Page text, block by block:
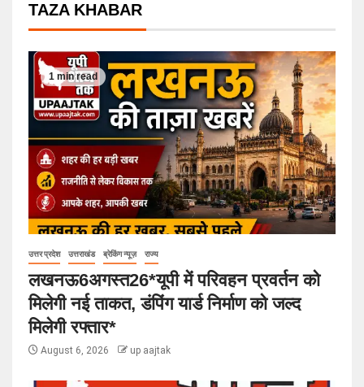
TAZA KHABAR
1 min read
उत्तर प्रदेश उत्तराखंड ब्रेकिंग न्यूज़ राज्य
लखनऊ6अगस्त26*यूपी में परिवहन प्रवर्तन को
मिलेगी नई ताकत, डंपिंग यार्ड निर्माण को जल्द
मिलेगी रफ्तार*
August 6, 2026 up aajtak